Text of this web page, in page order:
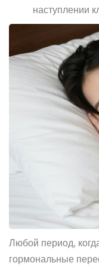
наступлении
Любой период,
гормональные